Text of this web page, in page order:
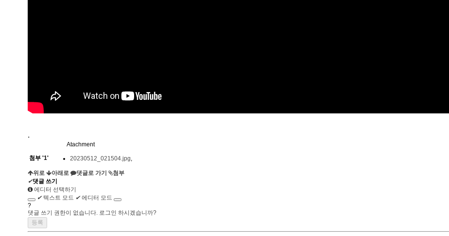
.
Atachment
첨부 '1' 20230512_021504.jpg,
위로 아래로 댓글로 가기
첨부
✔댓글 쓰기
에디터 선택하기
✔ 텍스트 모드 ✔에디터 모드
?
댓글 쓰기 권한이 없습니다. 로그인 하시겠습니까?